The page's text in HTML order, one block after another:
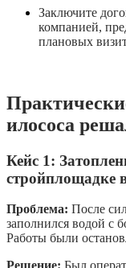
Заключите
компанией,
плановых
илососа
Кейс 1:
стройплощадке
Проблема: После
заполнился водой с
Работы были